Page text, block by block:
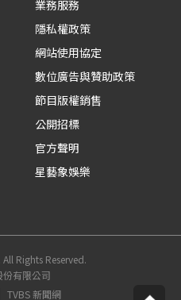
業務服務
隱私權政策
網站使用協定
數位廣告與贊助政策
節目版權銷售
公開招標
官方聲明
星藝象娛樂
Rights Reserved.
有限公司
TVBS 新聞網